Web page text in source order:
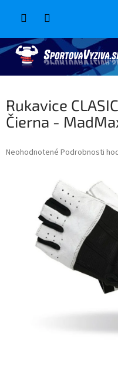
Rukavice
Čierna -
Priemerné
hviezdičiek.
Neohodnotené Podrobnosti